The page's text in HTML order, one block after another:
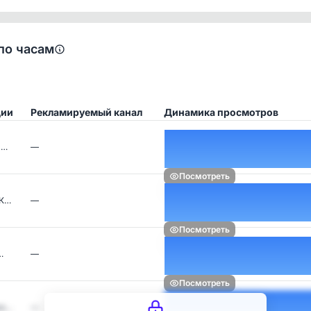
часам
Рекламируемый канал Динамика просмотров
—
Посмотреть
—
Посмотреть
—
Посмотреть